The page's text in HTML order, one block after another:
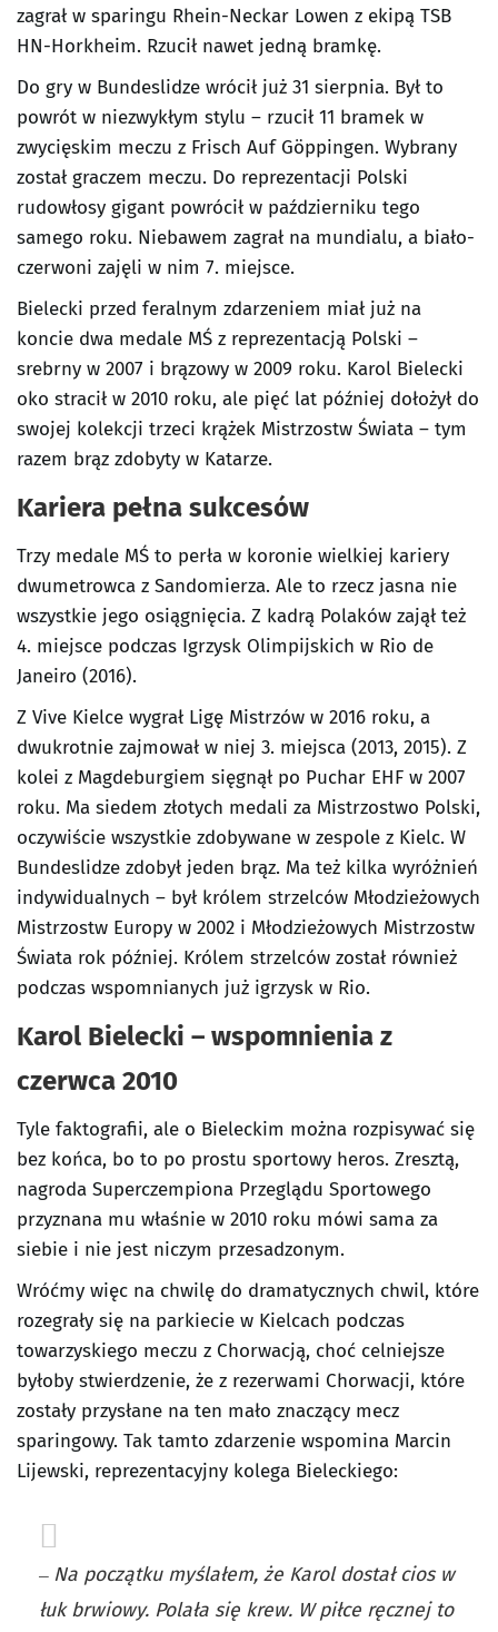
zagrał w sparingu Rhein-Neckar Lowen z ekipą TSB
HN-Horkheim. Rzucił nawet jedną bramkę.
Do gry w Bundeslidze wrócił już 31 sierpnia. Był to
powrót w niezwykłym stylu – rzucił 11 bramek w
zwycięskim meczu z Frisch Auf Göppingen. Wybrany
został graczem meczu. Do reprezentacji Polski
rudowłosy gigant powrócił w październiku tego
samego roku. Niebawem zagrał na mundialu, a biało-
czerwoni zajęli w nim 7. miejsce.
Bielecki przed feralnym zdarzeniem miał już na
koncie dwa medale MŚ z reprezentacją Polski –
srebrny w 2007 i brązowy w 2009 roku. Karol Bielecki
oko stracił w 2010 roku, ale pięć lat później dołożył do
swojej kolekcji trzeci krążek Mistrzostw Świata – tym
razem brąz zdobyty w Katarze.
Kariera pełna sukcesów
Trzy medale MŚ to perła w koronie wielkiej kariery
dwumetrowca z Sandomierza. Ale to rzecz jasna nie
wszystkie jego osiągnięcia. Z kadrą Polaków zajął też
4. miejsce podczas Igrzysk Olimpijskich w Rio de
Janeiro (2016).
Z Vive Kielce wygrał Ligę Mistrzów w 2016 roku, a
dwukrotnie zajmował w niej 3. miejsca (2013, 2015). Z
kolei z Magdeburgiem sięgnął po Puchar EHF w 2007
roku. Ma siedem złotych medali za Mistrzostwo Polski,
oczywiście wszystkie zdobywane w zespole z Kielc. W
Bundeslidze zdobył jeden brąz. Ma też kilka wyróżnień
indywidualnych – był królem strzelców Młodzieżowych
Mistrzostw Europy w 2002 i Młodzieżowych Mistrzostw
Świata rok później. Królem strzelców został również
podczas wspomnianych już igrzysk w Rio.
Karol Bielecki – wspomnienia z
czerwca 2010
Tyle faktografii, ale o Bieleckim można rozpisywać się
bez końca, bo to po prostu sportowy heros. Zresztą,
nagroda Superczempiona Przeglądu Sportowego
przyznana mu właśnie w 2010 roku mówi sama za
siebie i nie jest niczym przesadzonym.
Wróćmy więc na chwilę do dramatycznych chwil, które
rozegrały się na parkiecie w Kielcach podczas
towarzyskiego meczu z Chorwacją, choć celniejsze
byłoby stwierdzenie, że z rezerwami Chorwacji, które
zostały przysłane na ten mało znaczący mecz
sparingowy. Tak tamto zdarzenie wspomina Marcin
Lijewski, reprezentacyjny kolega Bieleckiego:
– Na początku myślałem, że Karol dostał cios w
łuk brwiowy. Polała się krew. W piłce ręcznej to